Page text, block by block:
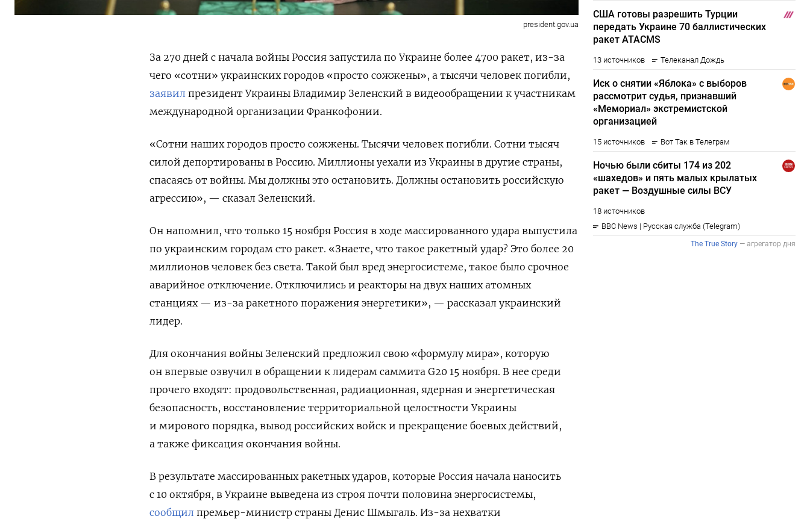
president.gov.ua
За 270 дней с начала войны Россия запустила по Украине более 4700 ракет, из-за
чего «сотни» украинских городов «просто сожжены», а тысячи человек погибли,
заявил президент Украины Владимир Зеленский в видеообращении к участникам
международной организации Франкофонии.
«Сотни наших городов просто сожжены. Тысячи человек погибли. Сотни тысяч
силой депортированы в Россию. Миллионы уехали из Украины в другие страны,
спасаясь от войны. Мы должны это остановить. Должны остановить российскую
агрессию», — сказал Зеленский.
Он напомнил, что только 15 ноября Россия в ходе массированного удара выпустила
по украинским городам сто ракет. «Знаете, что такое ракетный удар? Это более 20
миллионов человек без света. Такой был вред энергосистеме, такое было срочное
аварийное отключение. Отключились и реакторы на двух наших атомных
станциях — из-за ракетного поражения энергетики», — рассказал украинский
лидер.
Для окончания войны Зеленский предложил свою «формулу мира», которую
он впервые озвучил в обращении к лидерам саммита G20 15 ноября. В нее среди
прочего входят: продовольственная, радиационная, ядерная и энергетическая
безопасность, восстановление территориальной целостности Украины
и мирового порядка, вывод российских войск и прекращение боевых действий,
а также фиксация окончания войны.
В результате массированных ракетных ударов, которые Россия начала наносить
с 10 октября, в Украине выведена из строя почти половина энергосистемы,
сообщил премьер-министр страны Денис Шмыгаль. Из-за нехватки